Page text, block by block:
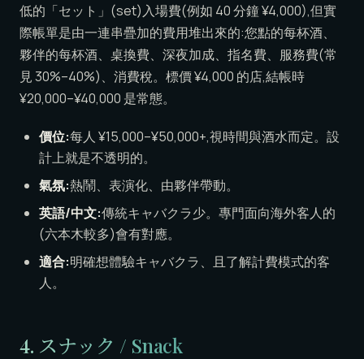
低的「セット」(set)入場費(例如 40 分鐘 ¥4,000),但實
際帳單是由一連串疊加的費用堆出來的:您點的每杯酒、
夥伴的每杯酒、桌換費、深夜加成、指名費、服務費(常
見 30%–40%)、消費稅。標價 ¥4,000 的店,結帳時
¥20,000–¥40,000 是常態。
價位:每人 ¥15,000–¥50,000+,視時間與酒水而定。設
計上就是不透明的。
氣氛:熱鬧、表演化、由夥伴帶動。
英語/中文:傳統キャバクラ少。專門面向海外客人的
(六本木較多)會有對應。
適合:明確想體驗キャバクラ、且了解計費模式的客
人。
4. スナック / Snack